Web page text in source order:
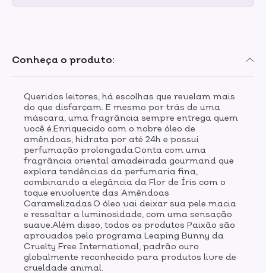
Conheça o produto:
Queridos leitores, há escolhas que revelam mais
do que disfarçam. E mesmo por trás de uma
máscara, uma fragrância sempre entrega quem
você é.Enriquecido com o nobre óleo de
amêndoas, hidrata por até 24h e possui
perfumação prolongada.Conta com uma
fragrância oriental amadeirada gourmand que
explora tendências da perfumaria fina,
combinando a elegância da Flor de Íris com o
toque envolvente das Amêndoas
Caramelizadas.O óleo vai deixar sua pele macia
e ressaltar a luminosidade, com uma sensação
suave.Além disso, todos os produtos Paixão são
aprovados pelo programa Leaping Bunny da
Cruelty Free International, padrão ouro
globalmente reconhecido para produtos livre de
crueldade animal.